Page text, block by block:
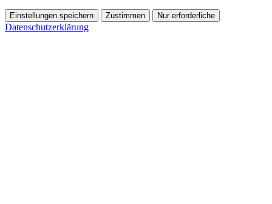
Einstellungen speichern Zustimmen Nur erforderliche
Datenschutzerklärung